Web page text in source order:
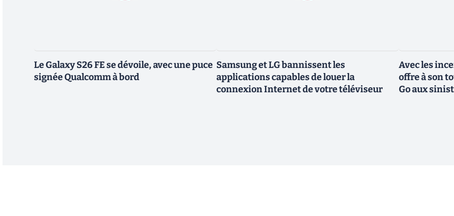
Le Galaxy S26 FE se dévoile, avec une puce
signée Qualcomm à bord
Samsung et LG bannissent les
applications capables de louer la
connexion Internet de votre téléviseur
Avec les
offre à son
Go aux